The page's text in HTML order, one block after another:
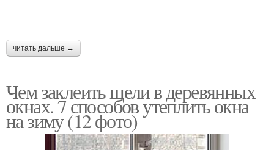
читать дальше →
Чем заклеить щели в деревянных
окнах. 7 способов утеплить окна
на зиму (12 фото)